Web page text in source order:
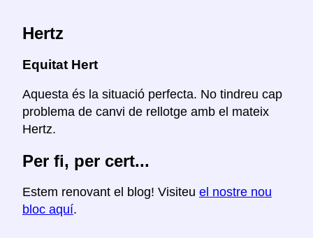
Hertz
Equitat Hert
Aquesta és la situació perfecta. No tindreu cap
problema de canvi de rellotge amb el mateix
Hertz.
Per fi, per cert...
Estem renovant el blog! Visiteu el nostre nou
bloc aquí.